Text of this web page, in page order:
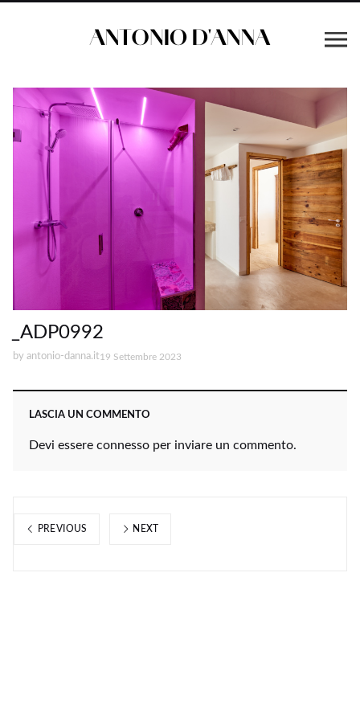
_ADP0992
by antonio-danna.it19 Settembre 2023
LASCIA UN COMMENTO
Devi essere connesso per inviare un commento.
PREVIOUS NEXT